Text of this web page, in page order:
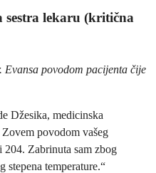
sestra lekaru (kritična
Evansa povodom pacijenta čije
Džesika, medicinska
povodom vašeg
204. Zabrinuta sam zbog
stepena temperature.“